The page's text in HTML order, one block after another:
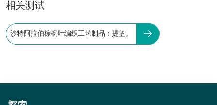
相关测试
沙特阿拉伯棕榈叶编织工艺制品：提篮。